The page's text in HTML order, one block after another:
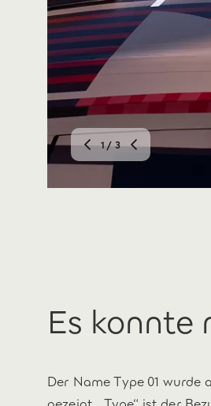
2/ 3
Es konnte
Der Name Type 01